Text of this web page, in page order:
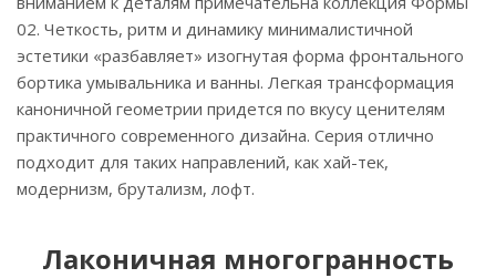
02. Четкость, ритм и динамику минималистичной
эстетики «разбавляет» изогнутая форма фронтального
бортика умывальника и ванны. Легкая трансформация
каноничной геометрии придется по вкусу ценителям
практичного современного дизайна. Серия отлично
подходит для таких направлений, как хай-тек,
модернизм, брутализм, лофт.
Лаконичная многогранность